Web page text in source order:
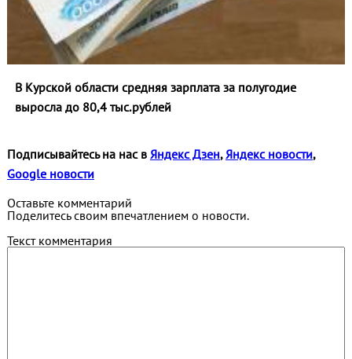
В Курской области средняя зарплата за полугодие
выросла до 80,4 тыс.рублей
Подписывайтесь на нас в Яндекс Дзен,Яндекс новости,
Google новости
Оставьте комментарий
Поделитесь своим впечатлением о новости.
Текст комментария